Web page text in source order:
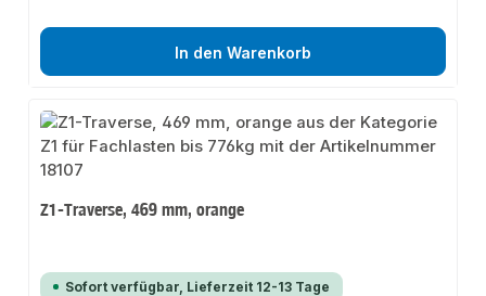
In den Warenkorb
Z1-Traverse, 469 mm, orange
Sofort verfügbar, Lieferzeit 12-13 Tage